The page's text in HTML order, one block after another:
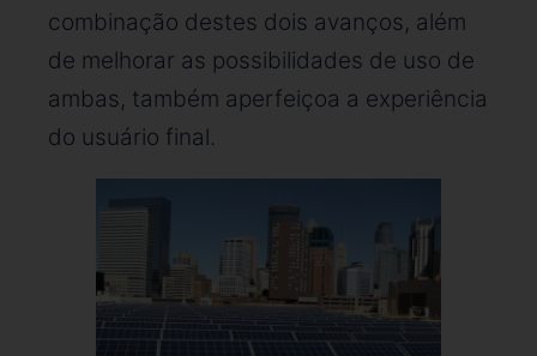
combinação destes dois avanços, além
de melhorar as possibilidades de uso de
ambas, também aperfeiçoa a experiência
do usuário final.